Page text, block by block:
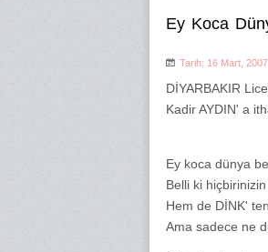
Ey Koca
Tarih: 16 Mart,
DİYARBAKIR
Kadir AYDIN' a
Ey koca dünya
Belli ki
Hem de DİNK'
Ama sadece ne